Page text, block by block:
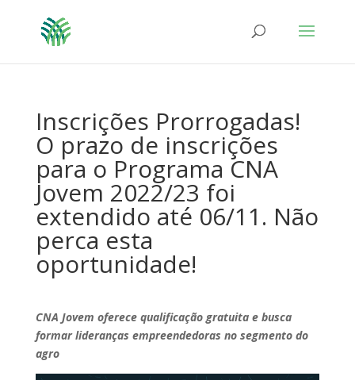
Inscrições Prorrogadas!
O prazo de inscrições
para o Programa CNA
Jovem 2022/23 foi
extendido até 06/11. Não
perca esta
oportunidade!
CNA Jovem oferece qualificação gratuita e busca
formar lideranças empreendedoras no segmento do
agro